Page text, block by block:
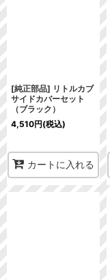
[純正部品] リトルカブ
サイドカバーセット
（ブラック）
4,510円(税込)
カートに入れる